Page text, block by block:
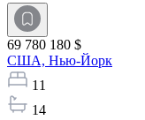
69 780 180 $
США, Нью-Йорк
11
14